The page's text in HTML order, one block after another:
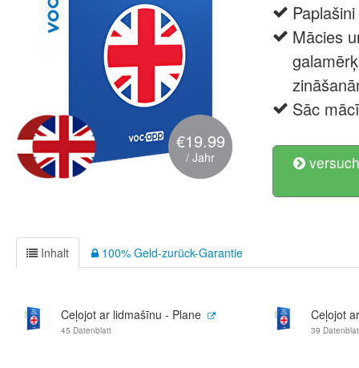
€19.99
/ Jahr
Mācies
Sāc
Inhalt 100% Geld-zurück-Garantie
Ceļojot ar lidmašīnu - Plane
45 Datenblatt
Ceļojot
39